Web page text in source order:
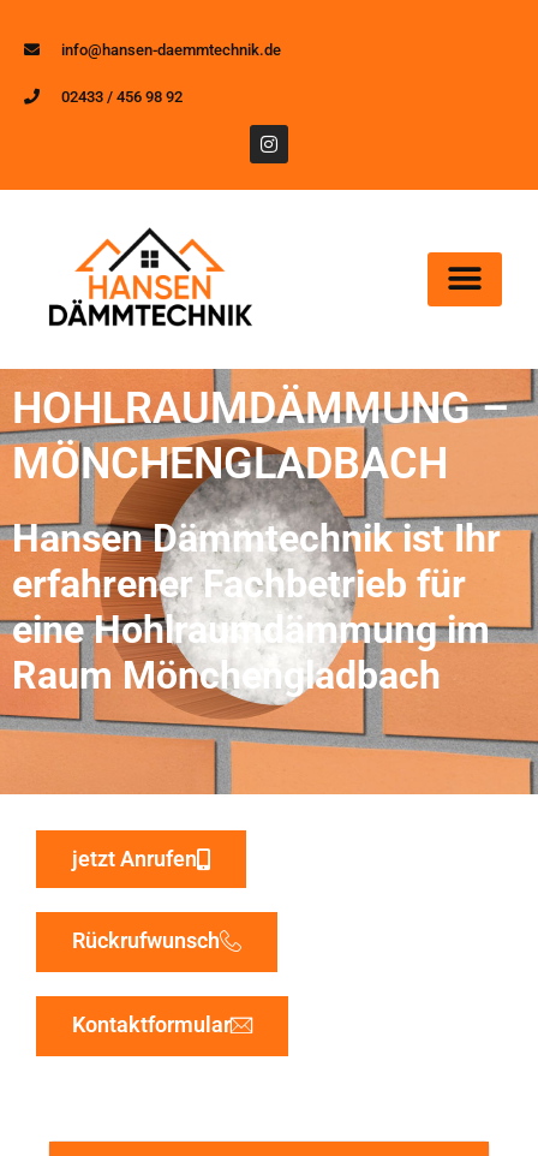
info@hansen-daemmtechnik.de
02433 / 456 98 92
HOHLRAUMDÄMMUNG –
MÖNCHENGLADBACH
Hansen Dämmtechnik ist Ihr
erfahrener Fachbetrieb für
eine Hohlraumdämmung im
Raum Mönchengladbach
jetzt Anrufen
Rückrufwunsch
Kontaktformular